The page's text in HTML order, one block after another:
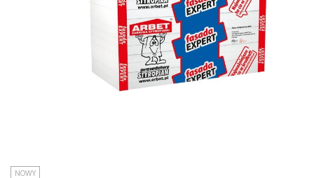
NOWY